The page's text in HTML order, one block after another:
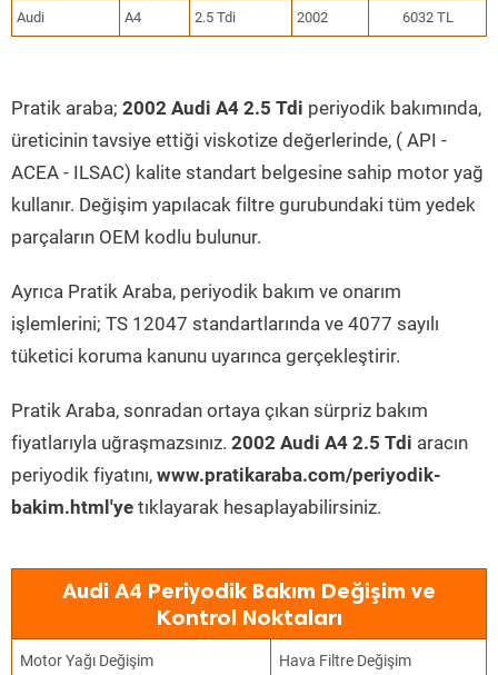
Audi A4 2.5 Tdi 2002 6032 TL
Pratik araba; 2002 Audi A4 2.5 Tdi periyodik bakımında,
üreticinin tavsiye ettiği viskotize değerlerinde, ( API -
ACEA - ILSAC) kalite standart belgesine sahip motor yağ
kullanır. Değişim yapılacak filtre gurubundaki tüm yedek
parçaların OEM kodlu bulunur.
Ayrıca Pratik Araba, periyodik bakım ve onarım
işlemlerini; TS 12047 standartlarında ve 4077 sayılı
tüketici koruma kanunu uyarınca gerçekleştirir.
Pratik Araba, sonradan ortaya çıkan sürpriz bakım
fiyatlarıyla uğraşmazsınız. 2002 Audi A4 2.5 Tdi aracın
periyodik fiyatını, www.pratikaraba.com/periyodik-
bakim.html'ye tıklayarak hesaplayabilirsiniz.
Audi A4 Periyodik Bakım Değişim ve
Kontrol Noktaları
Motor Yağı Değişim Hava Filtre Değişim